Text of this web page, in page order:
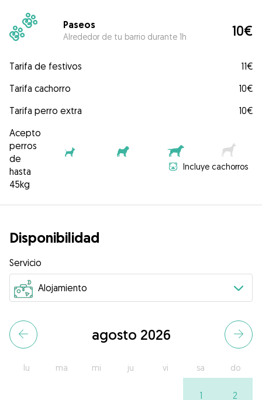
Paseos
Alrededor de tu barrio durante 1h 10€
Tarifa de festivos
11€
Tarifa cachorro
10€
Tarifa perro extra
10€
Acepto
perros
de
hasta
45kg
Incluye cachorros
Disponibilidad
Servicio
agosto 2026
lu ma mi ju vi sa do
1 2